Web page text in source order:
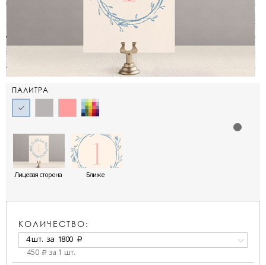
ПАЛИТРА
Лицевая сторона Ближе
КОЛИЧЕСТВО:
4 шт. за 1800 a
450 a за 1 шт.